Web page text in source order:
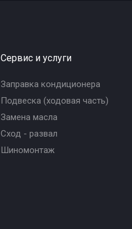
Сервис и услуги
Заправка кондиционера
Подвеска (ходовая часть)
Замена масла
Сход - развал
Шиномонтаж